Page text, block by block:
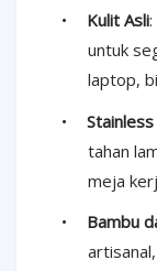
•
Kulit Asli
untuk
laptop,
•
tahan
meja
•
Bambu